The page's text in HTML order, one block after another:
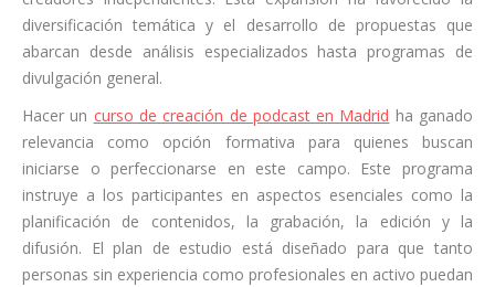
diversificación temática y el desarrollo de propuestas que
abarcan desde análisis especializados hasta programas de
divulgación general.
Hacer un curso de creación de podcast en Madrid ha ganado
relevancia como opción formativa para quienes buscan
iniciarse o perfeccionarse en este campo. Este programa
instruye a los participantes en aspectos esenciales como la
planificación de contenidos, la grabación, la edición y la
difusión. El plan de estudio está diseñado para que tanto
personas sin experiencia como profesionales en activo puedan